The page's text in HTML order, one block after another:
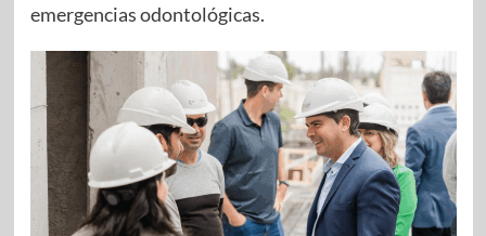
emergencias odontológicas.